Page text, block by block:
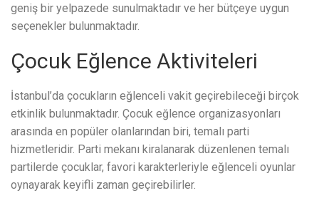
geniş bir yelpazede sunulmaktadır ve her bütçeye uygun
seçenekler bulunmaktadır.
Çocuk Eğlence Aktiviteleri
İstanbul’da çocukların eğlenceli vakit geçirebileceği birçok
etkinlik bulunmaktadır. Çocuk eğlence organizasyonları
arasında en popüler olanlarından biri, temalı parti
hizmetleridir. Parti mekanı kiralanarak düzenlenen temalı
partilerde çocuklar, favori karakterleriyle eğlenceli oyunlar
oynayarak keyifli zaman geçirebilirler.